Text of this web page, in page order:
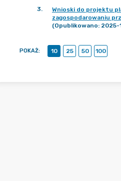
3.
Wnioski do projektu
zagospodarowaniu
(Opublikowano: 2025-
POKAŻ: 10 25 50 100